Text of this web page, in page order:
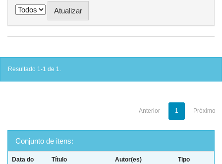
Resultado 1-1 de 1.
Anterior 1 Próximo
Conjunto de itens:
Data do
Título Autor(es) Tipo